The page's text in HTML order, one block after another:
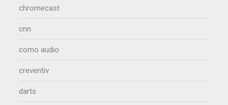
chromecast
cnn
como audio
creventiv
darts